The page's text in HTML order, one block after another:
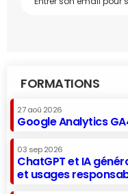
FORMATIONS
27 aoû 2026
Google Analytics
03 sep 2026
ChatGPT et IA
et usages